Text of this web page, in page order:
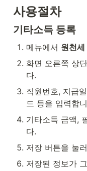
사용절차
기타소득 등록
메뉴에서 원천
화면 오른쪽 상
다.
직원번호, 지급
드 등을 입력합
기타소득 금액,
다.
저장 버튼을 눌
저장된 정보가